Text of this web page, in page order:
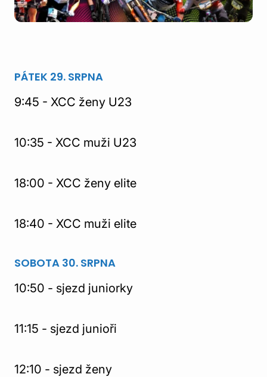
PÁTEK 29. SRPNA
9:45 - XCC ženy U23
10:35 - XCC muži U23
18:00 - XCC ženy elite
18:40 - XCC muži elite
SOBOTA 30. SRPNA
10:50 - sjezd juniorky
11:15 - sjezd junioři
12:10 - sjezd ženy